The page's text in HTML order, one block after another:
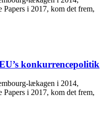
Papers i 2017, kom det frem,
konkurrencepolitik
lækagen i 2014,
Papers i 2017, kom det frem,